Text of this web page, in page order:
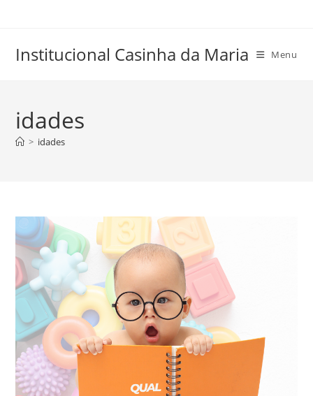
Institucional Casinha da Maria Menu
idades
> idades